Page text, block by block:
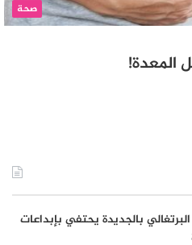
صحة
بالجديدة يحتفي بإبداعات